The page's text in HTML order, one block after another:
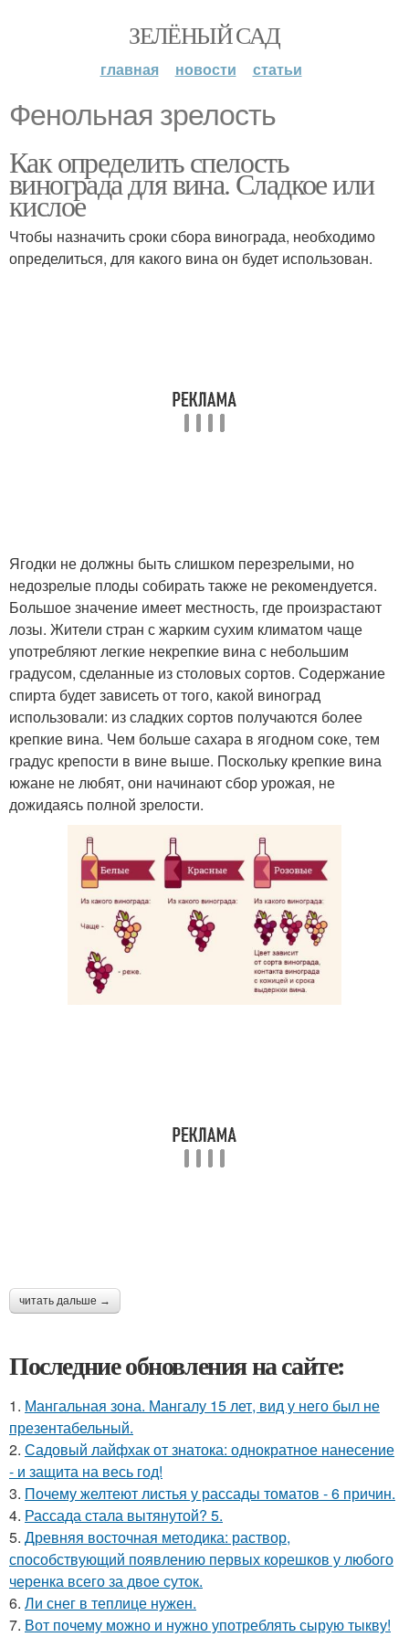
ЗЕЛЁНЫЙ САД
главная новости статьи
Фенольная зрелость
Как определить спелость
винограда для вина. Сладкое или
кислое
Чтобы назначить сроки сбора винограда, необходимо
определиться, для какого вина он будет использован.
Ягодки не должны быть слишком перезрелыми, но
недозрелые плоды собирать также не рекомендуется.
Большое значение имеет местность, где произрастают
лозы. Жители стран с жарким сухим климатом чаще
употребляют легкие некрепкие вина с небольшим
градусом, сделанные из столовых сортов. Содержание
спирта будет зависеть от того, какой виноград
использовали: из сладких сортов получаются более
крепкие вина. Чем больше сахара в ягодном соке, тем
градус крепости в вине выше. Поскольку крепкие вина
южане не любят, они начинают сбор урожая, не
дожидаясь полной зрелости.
читать дальше →
Последние обновления на сайте:
1. Мангальная зона. Мангалу 15 лет, вид у него был не
презентабельный.
2. Садовый лайфхак от знатока: однократное нанесение
- и защита на весь год!
3. Почему желтеют листья у рассады томатов - 6 причин.
4. Рассада стала вытянутой? 5.
5. Древняя восточная методика: раствор,
способствующий появлению первых корешков у любого
черенка всего за двое суток.
6. Ли снег в теплице нужен.
7. Вот почему можно и нужно употреблять сырую тыкву!